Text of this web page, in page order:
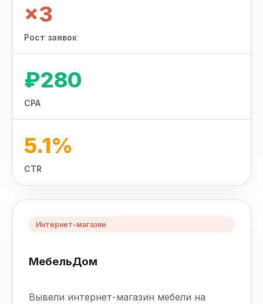
×3
Рост заявок
₽280
CPA
5.1%
CTR
Интернет-магазин
МебельДом
Вывели интернет-магазин мебели на